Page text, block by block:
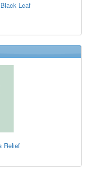
Leaf
Relief